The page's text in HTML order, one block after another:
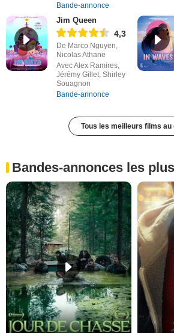
Bande-annonce
Jim Queen
4,3
De Marco Nguyen,
Nicolas Athane
Avec Alex Ramires,
Jérémy Gillet, Shirley
Souagnon
Bande-annonce
Tous les meilleurs films au
Bandes-annonces les